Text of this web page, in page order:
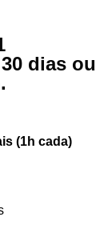
dias ou
(1h cada)